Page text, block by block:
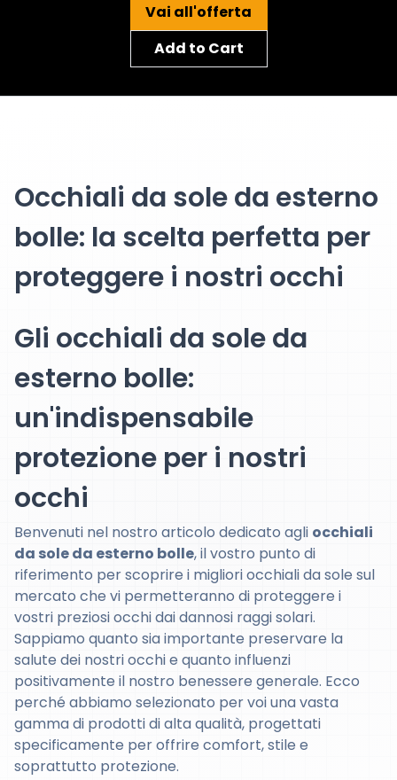
Vai all'offerta
Add to Cart
Occhiali da sole da esterno
bolle: la scelta perfetta per
proteggere i nostri occhi
Gli occhiali da sole da
esterno bolle:
un'indispensabile
protezione per i nostri
occhi
Benvenuti nel nostro articolo dedicato agli occhiali
da sole da esterno bolle, il vostro punto di
riferimento per scoprire i migliori occhiali da sole sul
mercato che vi permetteranno di proteggere i
vostri preziosi occhi dai dannosi raggi solari.
Sappiamo quanto sia importante preservare la
salute dei nostri occhi e quanto influenzi
positivamente il nostro benessere generale. Ecco
perché abbiamo selezionato per voi una vasta
gamma di prodotti di alta qualità, progettati
specificamente per offrire comfort, stile e
soprattutto protezione.